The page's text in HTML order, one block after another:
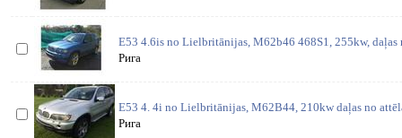
E53 4.6is no Lielbritānijas, M62b46 468S1, 255kw, daļas
Рига
E53 4. 4i no Lielbritānijas, M62B44, 210kw daļas no
Рига